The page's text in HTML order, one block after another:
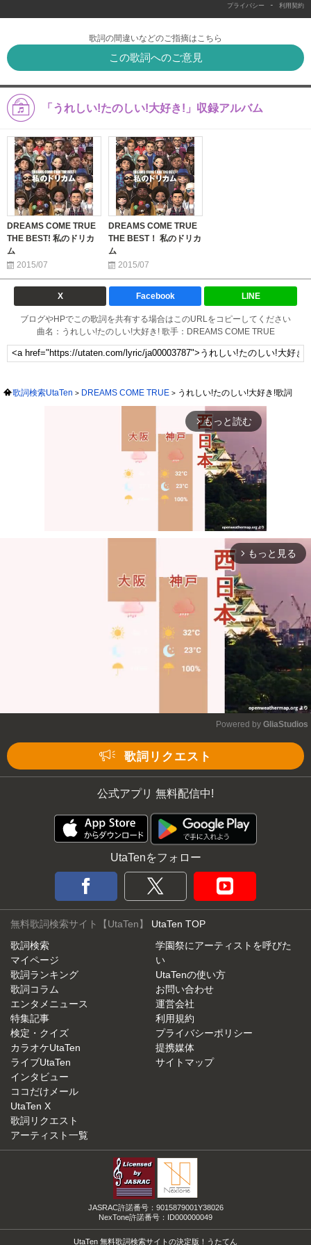
プライバシー - 利用契約
歌詞の間違いなどのご指摘はこちら
この歌詞へのご意見
「うれしい!たのしい!大好き!」収録アルバム
DREAMS COME TRUE
THE BEST! 私のドリカ
ム
2015/07
DREAMS COME TRUE
THE BEST！ 私のドリカ
ム
2015/07
X Facebook LINE
ブログやHPでこの歌詞を共有する場合はこのURLをコピーしてください
曲名：うれしい!たのしい!大好き! 歌手：DREAMS COME TRUE
歌詞検索UtaTen DREAMS COME TRUE うれしい!たのしい!大好き!歌詞
arrow_forward_ios もっと読む
Mute
arrow_forward_ios もっと見る
Powered by GliaStudios
歌詞リクエスト
公式アプリ 無料配信中!
UtaTenをフォロー
無料歌詞検索サイト【UtaTen】 UtaTen TOP
歌詞検索
マイページ
歌詞ランキング
歌詞コラム
エンタメニュース
特集記事
検定・クイズ
カラオケUtaTen
ライブUtaTen
インタビュー
ココだけメール
UtaTen X
歌詞リクエスト
アーティスト一覧
学園祭にアーティストを呼びた
い
UtaTenの使い方
お問い合わせ
運営会社
利用規約
プライバシーポリシー
提携媒体
サイトマップ
JASRAC許諾番号：9015879001Y38026
NexTone許諾番号：ID000000049
UtaTen 無料歌詞検索サイトの決定版！うたてん